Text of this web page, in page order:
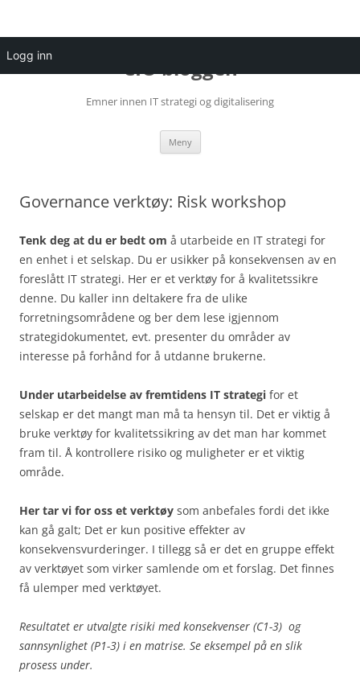
Logg inn
Hopp
til
innhold CIO bloggen
Emner innen IT strategi og digitalisering
Meny
Governance verktøy: Risk workshop
Tenk deg at du er bedt om å utarbeide en IT strategi for
en enhet i et selskap. Du er usikker på konsekvensen av en
foreslått IT strategi. Her er et verktøy for å kvalitetssikre
denne. Du kaller inn deltakere fra de ulike
forretningsområdene og ber dem lese igjennom
strategidokumentet, evt. presenter du områder av
interesse på forhånd for å utdanne brukerne.
Under utarbeidelse av fremtidens IT strategi for et
selskap er det mangt man må ta hensyn til. Det er viktig å
bruke verktøy for kvalitetssikring av det man har kommet
fram til. Å kontrollere risiko og muligheter er et viktig
område.
Her tar vi for oss et verktøy som anbefales fordi det ikke
kan gå galt; Det er kun positive effekter av
konsekvensvurderinger. I tillegg så er det en gruppe effekt
av verktøyet som virker samlende om et forslag. Det finnes
få ulemper med verktøyet.
Resultatet er utvalgte risiki med konsekvenser (C1-3) og
sannsynlighet (P1-3) i en matrise. Se eksempel på en slik
prosess under.